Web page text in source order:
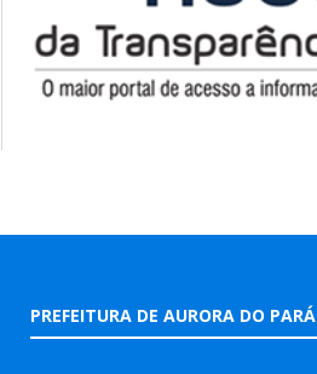
PREFEITURA DE AURORA DO PARÁ